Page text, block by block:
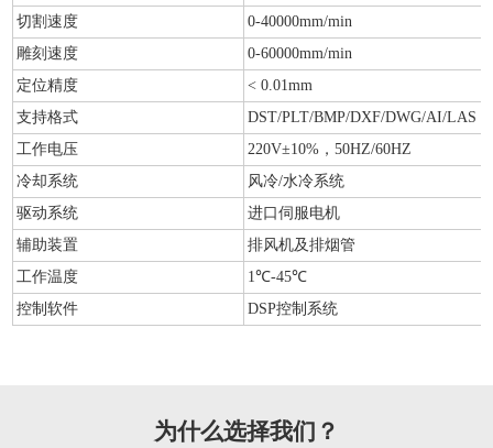
切割速度
0-40000mm/min
雕刻速度
0-60000mm/min
定位精度
< 0.01mm
支持格式
DST/PLT/BMP/DXF/DWG/AI/LAS
工作电压
220V±10%，50HZ/60HZ
冷却系统
风冷/水冷系统
驱动系统
进口伺服电机
辅助装置
排风机及排烟管
工作温度
1℃-45℃
控制软件
DSP控制系统
为什么选择我们？